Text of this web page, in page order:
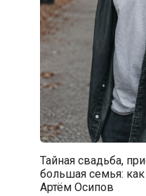
Тайная свадьба,
большая семья:
Артём Осипов